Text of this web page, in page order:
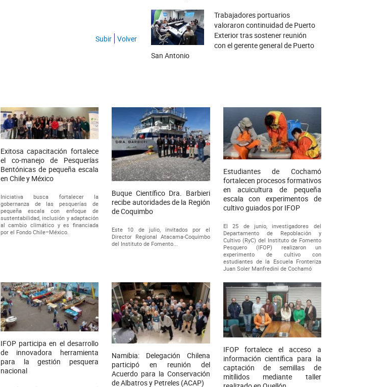
Subir Volver
Trabajadores portuarios
valoraron continuidad de Puerto
Exterior tras sostener reunión
con el gerente general de Puerto
San Antonio
Exitosa capacitación fortalece
el co-manejo de Pesquerías
Bentónicas de pequeña escala
en Chile y México
Iniciativa busca fortalecer la
gobernanza de las pesquerías de
pequeña escala con enfoque de
sustentabilidad, inclusión y adaptación
al cambio climático y es financiada
por el Fondo Chile–México.
Buque Científico Dra. Barbieri
recibe autoridades de la Región
de Coquimbo
Este 10 de julio, invitados por el
Director Regional Atacama-Coquimbo
del Instituto de Fomento...
Estudiantes de Cochamó
fortalecen procesos formativos
en acuicultura de pequeña
escala con experimentos de
cultivo guiados por IFOP
El 25 de junio, investigadores del
Departamento de Repoblación y
Cultivo (RyC) del Instituto de Fomento
Pesquero (IFOP) realizaron un
experimento de cultivo con
estudiantes de la Escuela Fronteriza
Juan Soler Manfredini de Cochamó
IFOP participa en el desarrollo
de innovadora herramienta
para la gestión pesquera
nacional
Namibia: Delegación Chilena
participó en reunión del
Acuerdo para la Conservación
de Albatros y Petreles (ACAP)
IFOP fortalece el acceso a
información científica para la
captación de semillas de
mitílidos mediante taller